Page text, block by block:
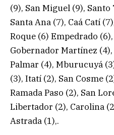
(9), San Miguel (9), Santo
Santa Ana (7), Caá Catí
Roque (6) Empedrado
Gobernador Martínez
Palmar (4), Mburucuyá
(3), Itatí (2), San Cosme
Ramada Paso (2), San
Libertador (2), Carolina
Astrada (1),.